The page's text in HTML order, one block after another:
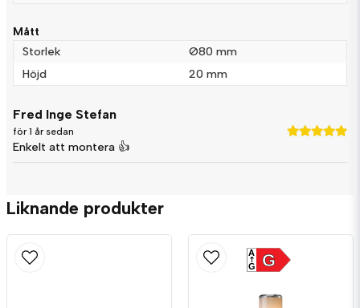
Mått
Storlek
Ø80 mm
Höjd
20 mm
Fred Inge Stefan
för 1 år sedan
Enkelt att montera 👍
Liknande produkter
G
A
G